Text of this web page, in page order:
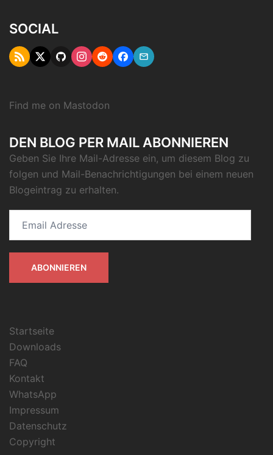
SOCIAL
RSS TwitterGithubInstagram
RedditFacebook
Email
Find me on Mastodon
DEN BLOG PER MAIL ABONNIEREN
Geben Sie Ihre Mail-Adresse ein, um diesem Blog zu
folgen und Mail-Benachrichtigungen bei einem neuen
Blogeintrag zu erhalten.
Adresse
ABONNIEREN
Startseite
Downloads
FAQ
Kontakt
WhatsApp
Impressum
Datenschutz
Copyright